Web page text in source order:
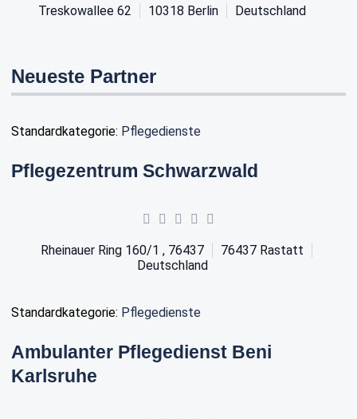
Treskowallee 62 10318 Berlin Deutschland
Neueste Partner
Standardkategorie: Pflegedienste
Pflegezentrum Schwarzwald
Rheinauer Ring 160/1 , 76437 76437 Rastatt
Deutschland
Standardkategorie: Pflegedienste
Ambulanter Pflegedienst Beni
Karlsruhe